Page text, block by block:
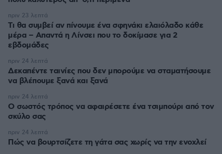
Τι θα συμβεί αν πίνουμε ένα σφηνάκι ελαιόλαδο κάθε
μέρα – Απαντά η Λίνσει που το δοκίμασε για 2
εβδομάδες
πριν 23 λεπτά
Δεκαπέντε ταινίες που δεν μπορούμε να σταματήσουμε
να βλέπουμε ξανά και ξανά
πριν 24 λεπτά
Ο σωστός τρόπος να αφαιρέσετε ένα τσιμπούρι από τον
σκύλο σας
πριν 24 λεπτά
Πώς να βουρτσίζετε τη γάτα σας χωρίς να την ενοχλεί
πριν 24 λεπτά